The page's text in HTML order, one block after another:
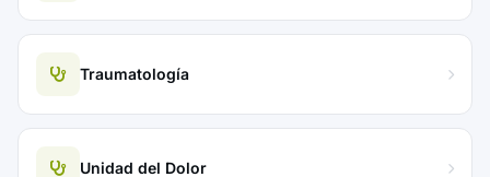
Traumatología
Unidad del Dolor